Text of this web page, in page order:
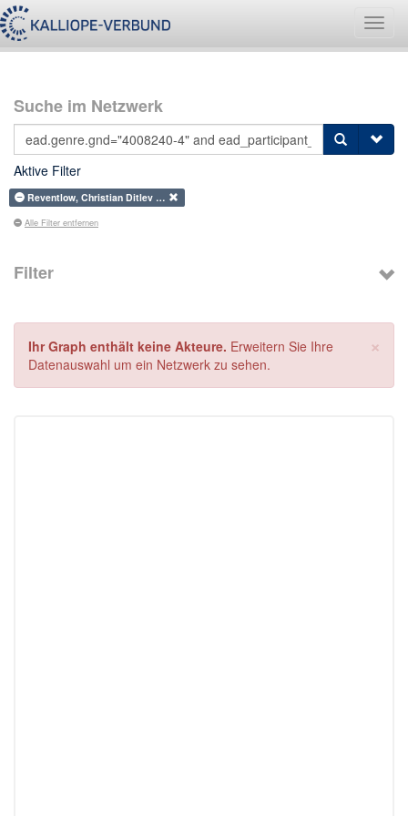
Suche im Netzwerk
Aktive Filter
Reventlow, Christian Ditlev …
Alle Filter entfernen
Filter
×
Ihr Graph enthält keine Akteure. Erweitern Sie Ihre
Datenauswahl um ein Netzwerk zu sehen.